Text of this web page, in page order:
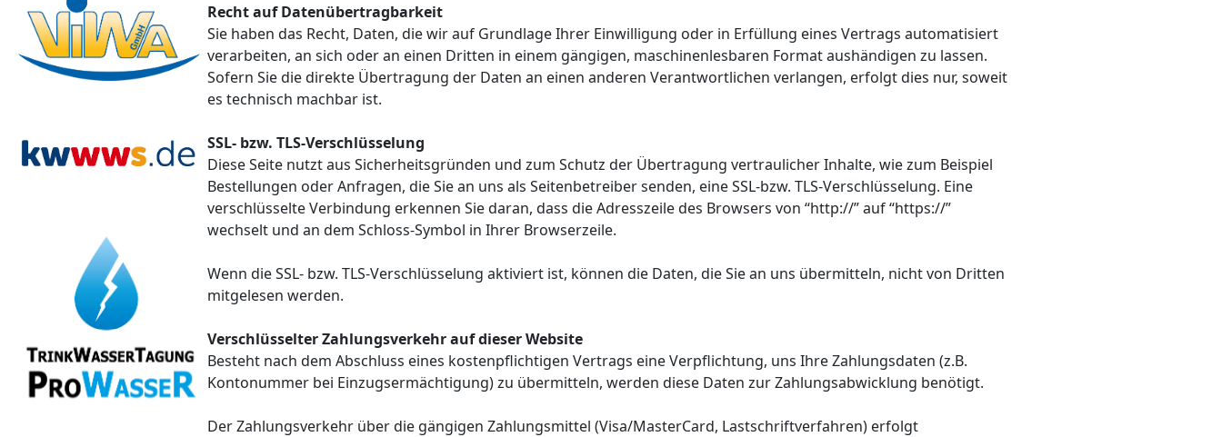
Recht auf Datenübertragbarkeit
Sie haben das Recht, Daten, die wir auf Grundlage Ihrer Einwilligung oder in Erfüllung eines Vertrags automatisiert
verarbeiten, an sich oder an einen Dritten in einem gängigen, maschinenlesbaren Format aushändigen zu lassen.
Sofern Sie die direkte Übertragung der Daten an einen anderen Verantwortlichen verlangen, erfolgt dies nur, soweit
es technisch machbar ist.
SSL- bzw. TLS-Verschlüsselung
Diese Seite nutzt aus Sicherheitsgründen und zum Schutz der Übertragung vertraulicher Inhalte, wie zum Beispiel
Bestellungen oder Anfragen, die Sie an uns als Seitenbetreiber senden, eine SSL-bzw. TLS-Verschlüsselung. Eine
verschlüsselte Verbindung erkennen Sie daran, dass die Adresszeile des Browsers von “http://” auf “https://”
wechselt und an dem Schloss-Symbol in Ihrer Browserzeile.
Wenn die SSL- bzw. TLS-Verschlüsselung aktiviert ist, können die Daten, die Sie an uns übermitteln, nicht von Dritten
mitgelesen werden.
Verschlüsselter Zahlungsverkehr auf dieser Website
Besteht nach dem Abschluss eines kostenpflichtigen Vertrags eine Verpflichtung, uns Ihre Zahlungsdaten (z.B.
Kontonummer bei Einzugsermächtigung) zu übermitteln, werden diese Daten zur Zahlungsabwicklung benötigt.
Der Zahlungsverkehr über die gängigen Zahlungsmittel (Visa/MasterCard, Lastschriftverfahren) erfolgt